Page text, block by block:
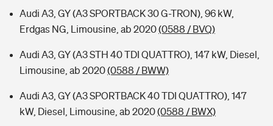
Audi A3, GY (A3 SPORTBACK 30 G-TRON), 96 kW,
Erdgas NG, Limousine, ab 2020(0588 / BVQ)
Audi A3, GY (A3 STH 40 TDI QUATTRO), 147 kW, Diesel,
Limousine, ab 2020(0588 / BWW)
Audi A3, GY (A3 SPORTBACK 40 TDI QUATTRO), 147
kW, Diesel, Limousine, ab 2020(0588 / BWX)